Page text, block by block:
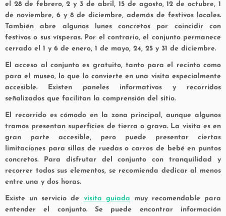
el 28 de febrero, 2 y 3 de abril, 15 de agosto, 12 de octubre, 1
de noviembre, 6 y 8 de diciembre, además de festivos locales.
También abre algunos lunes concretos por coincidir con
festivos o sus vísperas. Por el contrario, el conjunto permanece
cerrado el 1 y 6 de enero, 1 de mayo, 24, 25 y 31 de diciembre.
El acceso al conjunto es gratuito, tanto para el recinto como
para el museo, lo que lo convierte en una visita especialmente
accesible. Existen paneles informativos y recorridos
señalizados que facilitan la comprensión del sitio.
El recorrido es cómodo en la zona principal, aunque algunos
tramos presentan superficies de tierra o grava. La visita es en
gran parte accesible, pero puede presentar ciertas
limitaciones para sillas de ruedas o carros de bebé en puntos
concretos. Para disfrutar del conjunto con tranquilidad y
recorrer todos sus elementos, se recomienda dedicar al menos
entre una y dos horas.
Existe un servicio de visita guiada muy recomendable para
entender el conjunto. Se puede encontrar información